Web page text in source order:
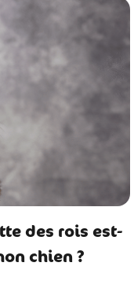
des rois est-
chien ?